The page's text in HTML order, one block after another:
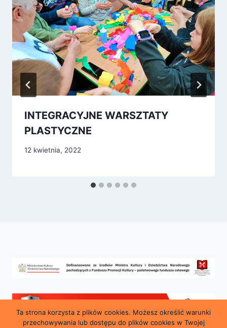
INTEGRACYJNE WARSZTATY
PLASTYCZNE
12 kwietnia, 2022
Ta strona korzysta z plików cookies. Możesz określić warunki
przechowywania lub dostępu do plików cookies w Twojej